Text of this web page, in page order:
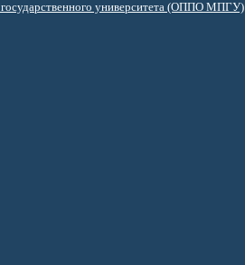
государственного университета (ОППО МПГУ)